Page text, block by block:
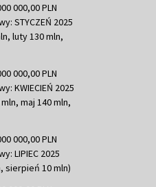
000,00 PLN
STYCZEŃ 2025
luty 130 mln,
000,00 PLN
KWIECIEŃ 2025
maj 140 mln,
000,00 PLN
LIPIEC 2025
sierpień 10 mln)